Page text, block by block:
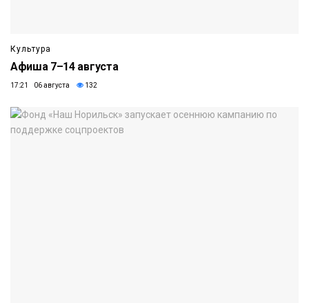
Культура
Афиша 7–14 августа
17:21 06 августа 132